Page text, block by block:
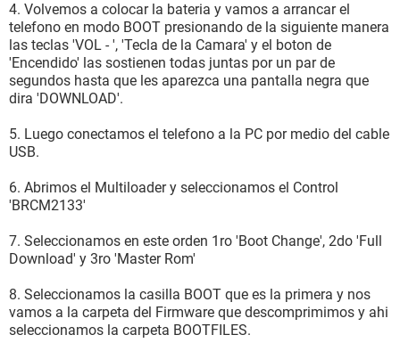
4. Volvemos a colocar la bateria y vamos a arrancar el
telefono en modo BOOT presionando de la siguiente manera
las teclas 'VOL - ', 'Tecla de la Camara' y el boton de
'Encendido' las sostienen todas juntas por un par de
segundos hasta que les aparezca una pantalla negra que
dira 'DOWNLOAD'.
5. Luego conectamos el telefono a la PC por medio del cable
USB.
6. Abrimos el Multiloader y seleccionamos el Control
'BRCM2133'
7. Seleccionamos en este orden 1ro 'Boot Change', 2do 'Full
Download' y 3ro 'Master Rom'
8. Seleccionamos la casilla BOOT que es la primera y nos
vamos a la carpeta del Firmware que descomprimimos y ahi
seleccionamos la carpeta BOOTFILES.